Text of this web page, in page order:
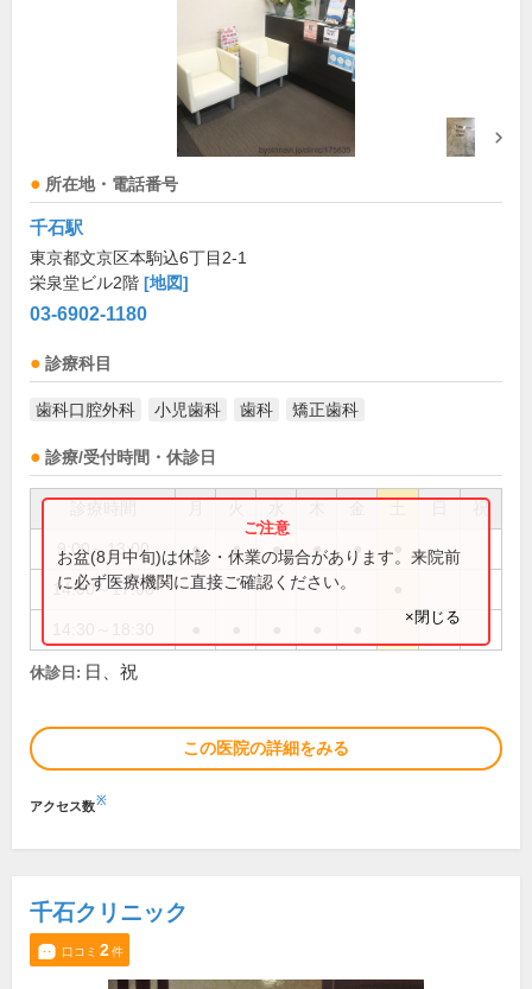
所在地・電話番号
千石駅
東京都文京区本駒込6丁目2-1
栄泉堂ビル2階 [地図]
03-6902-1180
診療科目
歯科口腔外科 小児歯科 歯科 矯正歯科
診療/受付時間・休診日
祝
9:00～13:00 ● ● ● ● ●
14:00～17:00
お盆(8月中旬)は休診・休業の場合があります。来院前
に必ず医療機関に直接ご確認ください。
×閉じる
休診日: 日、祝
この医院の詳細をみる
アクセス数※
千石クリニック
口コミ 2件